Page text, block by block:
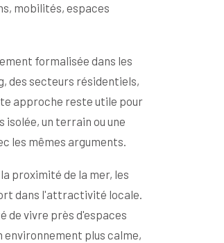
mobilités, espaces
formalisée dans les
des secteurs résidentiels,
approche reste utile pour
un terrain ou une
les mêmes arguments.
proximité de la mer, les
dans l'attractivité locale.
de vivre près d'espaces
environnement plus calme,